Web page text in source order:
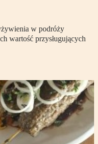
w podróży
wartość przysługujących